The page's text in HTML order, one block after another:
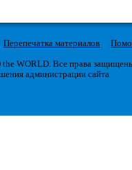
Перепечатка материалов
WORLD. Все права
администрации сайта